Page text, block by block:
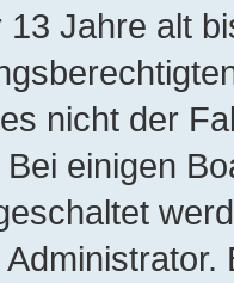
13 Jahre alt
nicht der
einigen